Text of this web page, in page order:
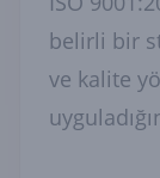
belirli bir
ve kalite